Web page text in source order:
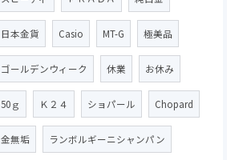
日本金貨 Casio MT-G 極美品
ゴールデンウィーク 休業 お休み
50ｇ Ｋ２４ ショパール Chopard
金無垢 ランボルギーニシャンパン